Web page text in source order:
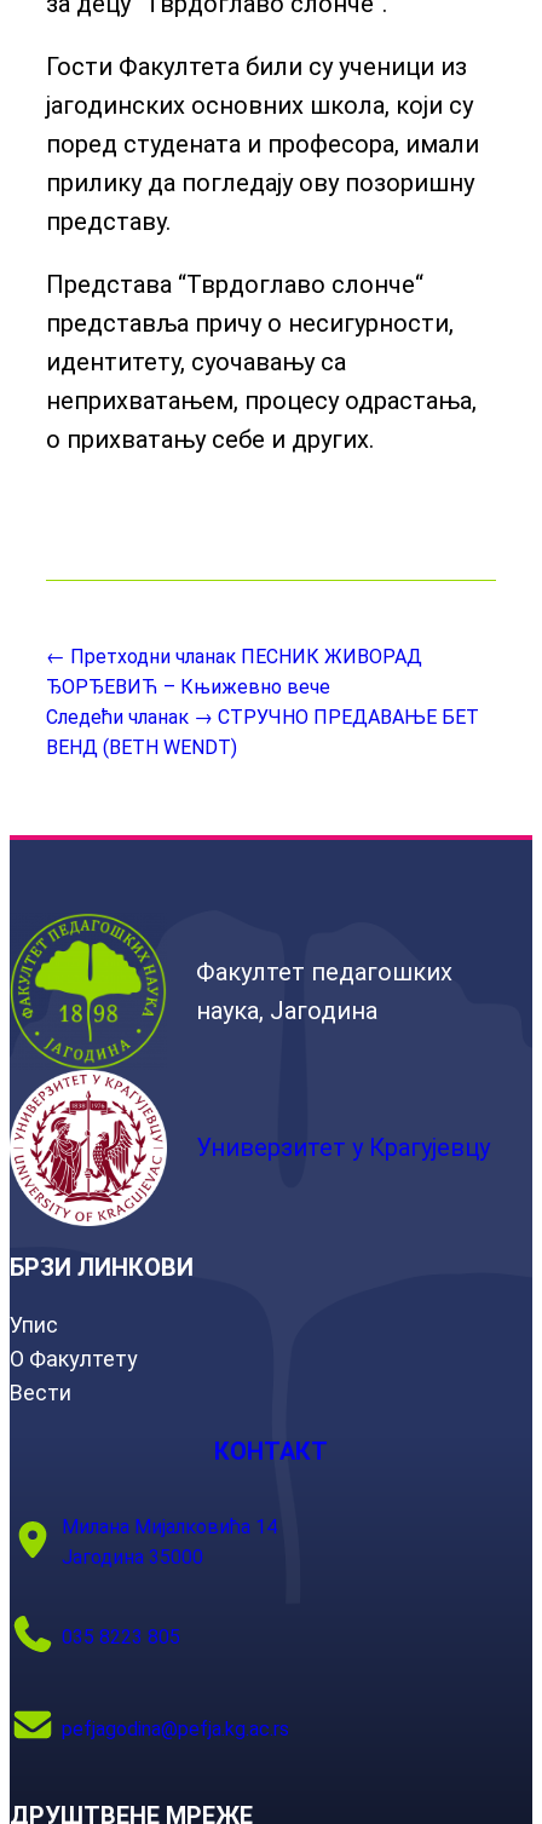
Гости Факултета били су ученици из
јагодинских основних школа, који су
поред студената и професора, имали
прилику да погледају ову позоришну
представу.
Представа “Тврдоглаво слонче“
представља причу о несигурности,
идентитету, суочавању са
неприхватањем, процесу одрастања,
о прихватању себе и других.
← Претходни чланак ПЕСНИК ЖИВОРАД
ЂОРЂЕВИЋ – Књижевно вече
Следећи чланак → СТРУЧНО ПРЕДАВАЊЕ БЕТ
ВЕНД (BETH WENDT)
Факултет педагошких
наука, Јагодина
Универзитет у Крагујевцу
БРЗИ ЛИНКОВИ
Упис
О Факултету
Вести
КОНТАКТ
Милана Мијалковића 14
Јагодина 35000
035 8223 805
pefjagodina@pefja.kg.ac.rs
ДРУШТВЕНЕ МРЕЖЕ